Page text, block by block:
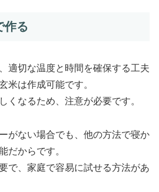
作る
適切な温度と時間を確保する工夫
米は作成可能です。
くなるため、注意が必要です。
がない場合でも、他の方法で寝か
だからです。
で、家庭で容易に試せる方法があ